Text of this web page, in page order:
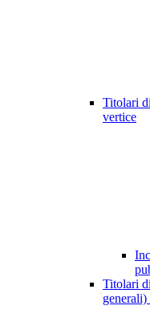
Titolari
vertice
Titolari
generali)